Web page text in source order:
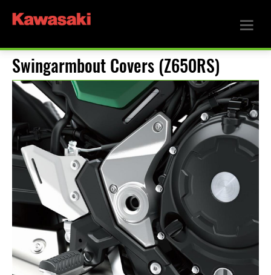
Swingarmbout Covers (Z650RS)